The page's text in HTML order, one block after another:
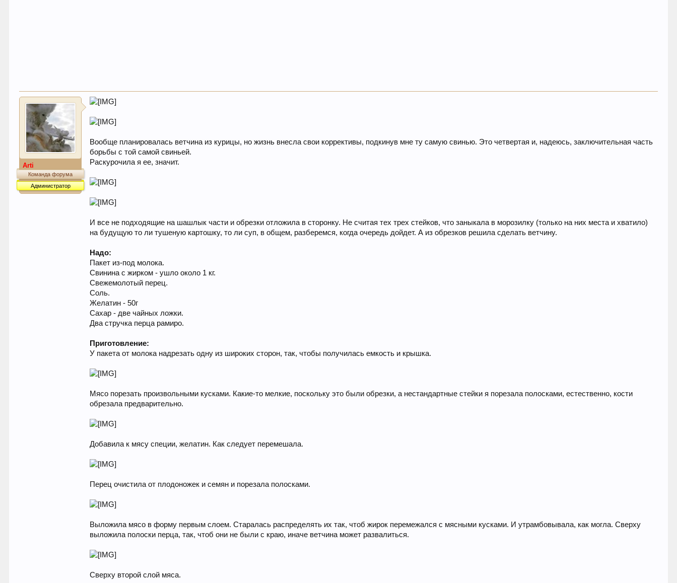
Arti
Команда форума
Администратор
Вообще планировалась ветчина из курицы, но жизнь внесла свои коррективы, подкинув мне ту самую свинью. Это четвертая и, надеюсь, заключительная часть
борьбы с той самой свиньей.
Раскурочила я ее, значит.
И все не подходящие на шашлык части и обрезки отложила в сторонку. Не считая тех трех стейков, что заныкала в морозилку (только на них места и хватило)
на будущую то ли тушеную картошку, то ли суп, в общем, разберемся, когда очередь дойдет. А из обрезков решила сделать ветчину.
Надо:
Пакет из-под молока.
Свинина с жирком - ушло около 1 кг.
Свежемолотый перец.
Соль.
Желатин - 50г
Сахар - две чайных ложки.
Два стручка перца рамиро.
Приготовление:
У пакета от молока надрезать одну из широких сторон, так, чтобы получилась емкость и крышка.
Мясо порезать произвольными кусками. Какие-то мелкие, поскольку это были обрезки, а нестандартные стейки я порезала полосками, естественно, кости
обрезала предварительно.
Добавила к мясу специи, желатин. Как следует перемешала.
Перец очистила от плодоножек и семян и порезала полосками.
Выложила мясо в форму первым слоем. Старалась распределять их так, чтоб жирок перемежался с мясными кусками. И утрамбовывала, как могла. Сверху
выложила полоски перца, так, чтоб они не были с краю, иначе ветчина может развалиться.
Сверху второй слой мяса.